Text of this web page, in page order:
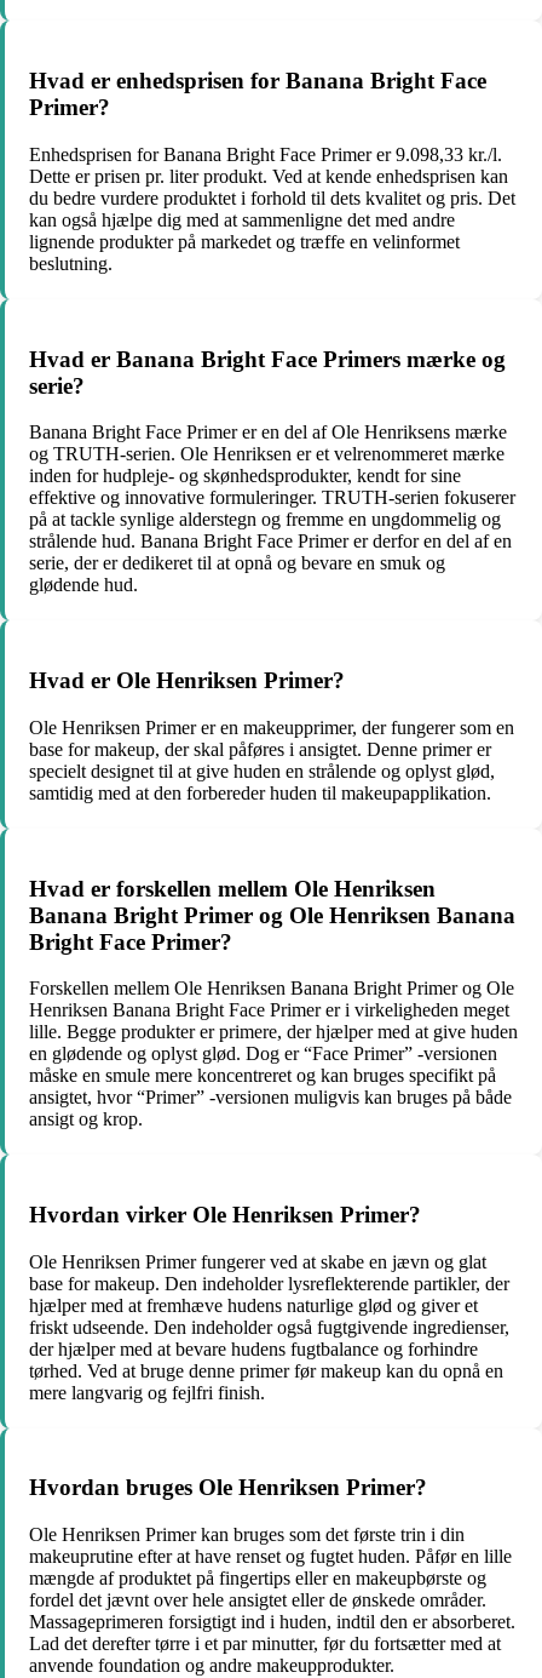
Hvad er enhedsprisen for Banana Bright Face
Primer?
Enhedsprisen for Banana Bright Face Primer er 9.098,33 kr./l.
Dette er prisen pr. liter produkt. Ved at kende enhedsprisen kan
du bedre vurdere produktet i forhold til dets kvalitet og pris. Det
kan også hjælpe dig med at sammenligne det med andre
lignende produkter på markedet og træffe en velinformet
beslutning.
Hvad er Banana Bright Face Primers mærke og
serie?
Banana Bright Face Primer er en del af Ole Henriksens mærke
og TRUTH-serien. Ole Henriksen er et velrenommeret mærke
inden for hudpleje- og skønhedsprodukter, kendt for sine
effektive og innovative formuleringer. TRUTH-serien fokuserer
på at tackle synlige alderstegn og fremme en ungdommelig og
strålende hud. Banana Bright Face Primer er derfor en del af en
serie, der er dedikeret til at opnå og bevare en smuk og
glødende hud.
Hvad er Ole Henriksen Primer?
Ole Henriksen Primer er en makeupprimer, der fungerer som en
base for makeup, der skal påføres i ansigtet. Denne primer er
specielt designet til at give huden en strålende og oplyst glød,
samtidig med at den forbereder huden til makeupapplikation.
Hvad er forskellen mellem Ole Henriksen
Banana Bright Primer og Ole Henriksen Banana
Bright Face Primer?
Forskellen mellem Ole Henriksen Banana Bright Primer og Ole
Henriksen Banana Bright Face Primer er i virkeligheden meget
lille. Begge produkter er primere, der hjælper med at give huden
en glødende og oplyst glød. Dog er “Face Primer” -versionen
måske en smule mere koncentreret og kan bruges specifikt på
ansigtet, hvor “Primer” -versionen muligvis kan bruges på både
ansigt og krop.
Hvordan virker Ole Henriksen Primer?
Ole Henriksen Primer fungerer ved at skabe en jævn og glat
base for makeup. Den indeholder lysreflekterende partikler, der
hjælper med at fremhæve hudens naturlige glød og giver et
friskt udseende. Den indeholder også fugtgivende ingredienser,
der hjælper med at bevare hudens fugtbalance og forhindre
tørhed. Ved at bruge denne primer før makeup kan du opnå en
mere langvarig og fejlfri finish.
Hvordan bruges Ole Henriksen Primer?
Ole Henriksen Primer kan bruges som det første trin i din
makeuprutine efter at have renset og fugtet huden. Påfør en lille
mængde af produktet på fingertips eller en makeupbørste og
fordel det jævnt over hele ansigtet eller de ønskede områder.
Massageprimeren forsigtigt ind i huden, indtil den er absorberet.
Lad det derefter tørre i et par minutter, før du fortsætter med at
anvende foundation og andre makeupprodukter.